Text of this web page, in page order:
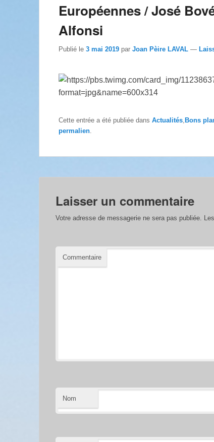
Européennes / José
Alfonsi
Publié le 3 mai 2019 par Joan Pèire LAVAL —
Cette entrée a été publiée dans Actualités Bons
permalien
Laisser un commentaire
Votre adresse de messagerie ne sera pas publiée.
Commentaire
Nom